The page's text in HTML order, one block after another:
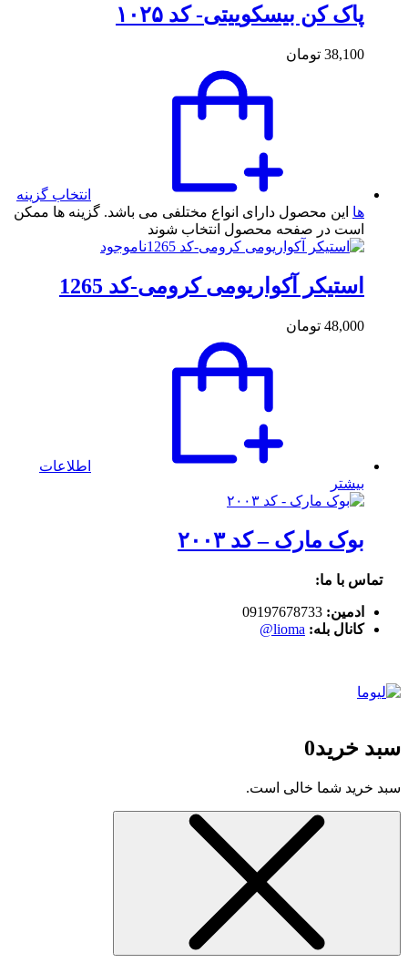
پاک کن بیسکويیتی- کد ۱۰۲۵
38,100 تومان
انتخاب گزینه
ها این محصول دارای انواع مختلفی می باشد. گزینه ها ممکن
است در صفحه محصول انتخاب شوند
ناموجود
استیکر آکواریومی کرومی-کد 1265
48,000 تومان
اطلاعات
بیشتر
بوک مارک – کد ۲۰۰۳
تماس با ما:
ادمین:
کانال بله: lioma@
سبد خرید0
سبد خرید شما خالی است.